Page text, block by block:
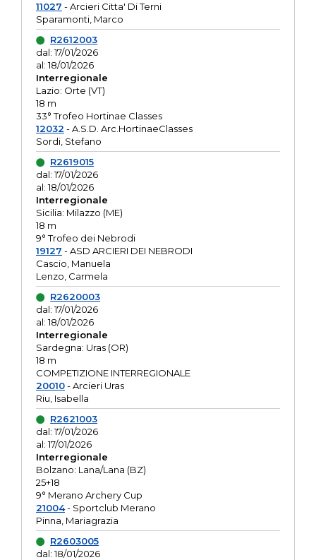
11027 - Arcieri Citta' Di Terni
Sparamonti, Marco
R2612003
dal: 17/01/2026
al: 18/01/2026
Interregionale
Lazio: Orte (VT)
18 m
33° Trofeo Hortinae Classes
12032 - A.S.D. Arc.HortinaeClasses
Sordi, Stefano
R2619015
dal: 17/01/2026
al: 18/01/2026
Interregionale
Sicilia: Milazzo (ME)
18 m
9° Trofeo dei Nebrodi
19127 - ASD ARCIERI DEI NEBRODI
Cascio, Manuela
Lenzo, Carmela
R2620003
dal: 17/01/2026
al: 18/01/2026
Interregionale
Sardegna: Uras (OR)
18 m
COMPETIZIONE INTERREGIONALE
20010- Arcieri Uras
Riu, Isabella
R2621003
dal: 17/01/2026
al: 17/01/2026
Interregionale
Bolzano: Lana/Lana (BZ)
25+18
9° Merano Archery Cup
21004- Sportclub Merano
Pinna, Mariagrazia
R2603005
dal: 18/01/2026